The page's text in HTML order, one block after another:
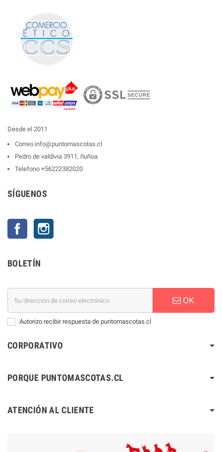
Desde el 2011
Correo info@puntomascotas.cl
Pedro de valdivia 3911, ñuñoa
Telefono +56222382020
SÍGUENOS
Facebook
BOLETÍN
OK
Autorizo recibir respuesta de puntomascotas.cl
CORPORATIVO
PORQUE PUNTOMASCOTAS.CL
ATENCIÓN AL CLIENTE